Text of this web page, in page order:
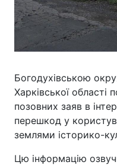
Богодухівською
Харківської області
позовних заяв в
перешкод у
землями історико-
Цю інформацію